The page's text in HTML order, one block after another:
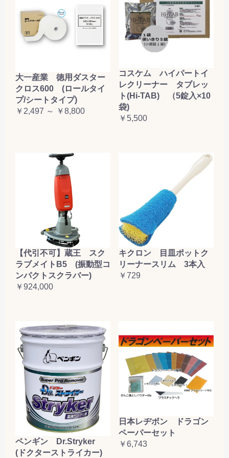
大一産業 徳用ダスター
クロス600 (ロールタイ
プ/シートタイプ)
￥2,497 ～ ￥8,800
コスケム ハイパートイ
レクリーナー タブレッ
ト(Hi-TAB) （5錠入×10
袋)
￥5,500
【代引不可】蔵王 スク
ラブメイトB5 (振動型コ
ンパクトスクラバー)
￥924,000
キクロン 目皿ポットク
リーナースリム 3本入
￥729
ペンギン Dr.Stryker
(ドクターストライカー)
日本レヂボン ドラゴン
ペーパーセット
￥6,743